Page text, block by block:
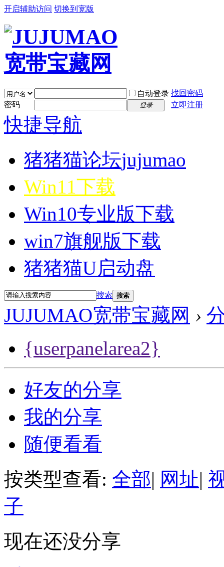
开启辅助访问 切换到宽版
自动登录 找回密码
密码
登录 立即注册
快捷导航
猪猪猫论坛jujumao
Win11下载
Win10专业版下载
win7旗舰版下载
猪猪猫U启动盘
搜索 搜索
JUJUMAO宽带宝藏网 ›
{userpanelarea2}
好友的分享
我的分享
随便看看
按类型查看: 全部| 网址|
子
现在还没分享